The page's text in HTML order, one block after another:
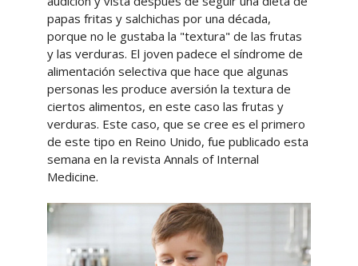
papas fritas y salchichas por una década,
porque no le gustaba la "textura" de las frutas
y las verduras. El joven padece el síndrome de
alimentación selectiva que hace que algunas
personas les produce aversión la textura de
ciertos alimentos, en este caso las frutas y
verduras. Este caso, que se cree es el primero
de este tipo en Reino Unido, fue publicado esta
semana en la revista Annals of Internal
Medicine.